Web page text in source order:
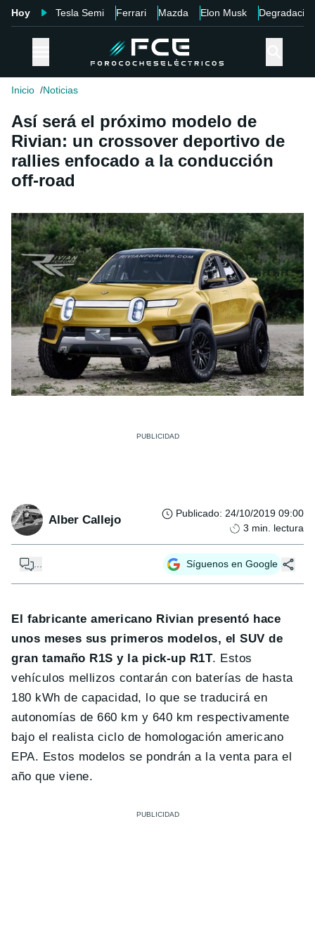
Hoy Tesla Semi Ferrari Mazda Elon Musk Degradación
Inicio Noticias
Así será el próximo modelo de
Rivian: un crossover deportivo de
rallies enfocado a la conducción
off-road
Alber Callejo Publicado: 24/10/2019 09:00
3 min. lectura
Síguenos en Google
El fabricante americano Rivian presentó hace
unos meses sus primeros modelos, el SUV de
gran tamaño R1S y la pick-up R1T. Estos
vehículos mellizos contarán con baterías de hasta
180 kWh de capacidad, lo que se traducirá en
autonomías de 660 km y 640 km respectivamente
bajo el realista ciclo de homologación americano
EPA. Estos modelos se pondrán a la venta para el
año que viene.